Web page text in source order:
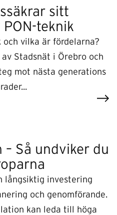
sitt
teknik
och vilka är fördelarna?
Stadsnät i Örebro och
mot nästa generations
Så undviker du
långsiktig investering
och genomförande.
kan leda till höga